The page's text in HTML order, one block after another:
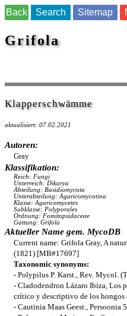
Back Search Sitemap
Grifola
Klapperschwämme
aktualisiert: 07.02.2021
Autoren:
Gray
Klassifikation:
Reich: Fungi
Unterreich: Dikarya
Abteilung: Basidiomycota
Unterabteilung: Agaricomycotina
Klasse: Agaricomycetes
Subklasse: Polyporales
Ordnung: Fomitopsidaceae
Gattung: Grifola
Aktueller Name gem. MycoDB
Current name: Grifola Gray, A
(1821) [MB#17697]
Taxonomic synonyms:
- Polypilus P. Karst., Rev. Mycol.
- Cladodendron Lázaro Ibiza, Los
crítico y descriptivo de los
- Cautinia Maas Geest.,